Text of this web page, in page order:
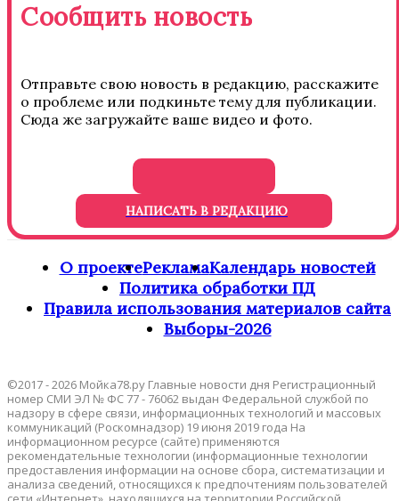
Сообщить новость
Отправьте свою новость в редакцию, расскажите
о проблеме или подкиньте тему для публикации.
Сюда же загружайте ваше видео и фото.
НАПИСАТЬ В РЕДАКЦИЮ
О проектеРекламаКалендарь новостей
Политика обработки ПД
Правила использования материалов сайта
Выборы-2026
©2017 - 2026 Мойка78.ру Главные новости дня Регистрационный
номер СМИ ЭЛ № ФС 77 - 76062 выдан Федеральной службой по
надзору в сфере связи, информационных технологий и массовых
коммуникаций (Роскомнадзор) 19 июня 2019 года На
информационном ресурсе (сайте) применяются
рекомендательные технологии (информационные технологии
предоставления информации на основе сбора, систематизации и
анализа сведений, относящихся к предпочтениям пользователей